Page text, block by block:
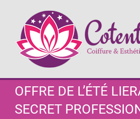
contenu
OFFRE DE L’ÉTÉ
SECRET